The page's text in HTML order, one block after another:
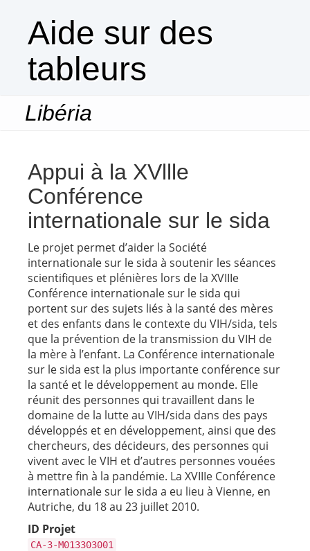
Aide sur des
tableurs
Libéria
Appui à la XVllle
Conférence
internationale sur le sida
Le projet permet d’aider la Société
internationale sur le sida à soutenir les séances
scientifiques et plénières lors de la XVIIIe
Conférence internationale sur le sida qui
portent sur des sujets liés à la santé des mères
et des enfants dans le contexte du VIH/sida, tels
que la prévention de la transmission du VIH de
la mère à l’enfant. La Conférence internationale
sur le sida est la plus importante conférence sur
la santé et le développement au monde. Elle
réunit des personnes qui travaillent dans le
domaine de la lutte au VIH/sida dans des pays
développés et en développement, ainsi que des
chercheurs, des décideurs, des personnes qui
vivent avec le VIH et d’autres personnes vouées
à mettre fin à la pandémie. La XVIIIe Conférence
internationale sur le sida a eu lieu à Vienne, en
Autriche, du 18 au 23 juillet 2010.
ID Projet
CA-3-M013303001